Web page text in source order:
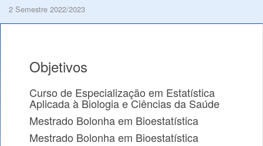
2 Semestre 2022/2023
Objetivos
Curso de Especialização em Estatística
Aplicada à Biologia e Ciências da Saúde
Mestrado Bolonha em Bioestatística
Mestrado Bolonha em Bioestatística